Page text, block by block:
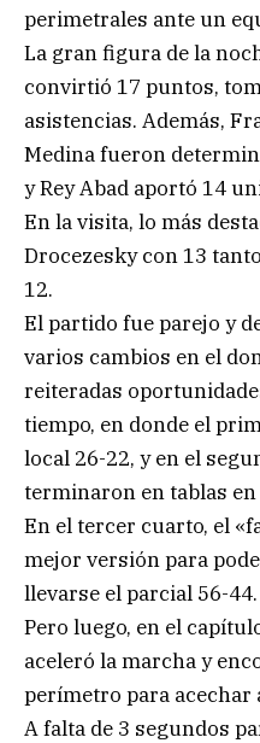
perimetrales ante un
La gran figura de la
convirtió 17 puntos,
asistencias. Además,
Medina fueron
y Rey Abad aportó 14
En la visita, lo más
Drocezesky con 13
12.
El partido fue parejo y
varios cambios en el
reiteradas
tiempo, en donde el
local 26-22, y en el
terminaron en tablas en
En el tercer cuarto, el
mejor versión para
llevarse el parcial 56-44.
Pero luego, en el
aceleró la marcha y
perímetro para acechar
A falta de 3 segundos